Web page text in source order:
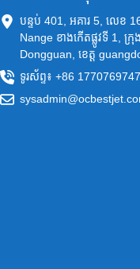
បន្ទប់ 401, អគារ 5, លេខ
Nange ខាងកើតផ្លូវទី 1, ក្
Dongguan, ខេត្ត
ទូរស័ព្ទ៖ +86